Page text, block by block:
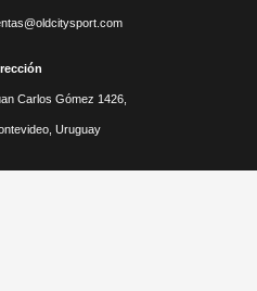
Carlos Gómez 1426,
Uruguay